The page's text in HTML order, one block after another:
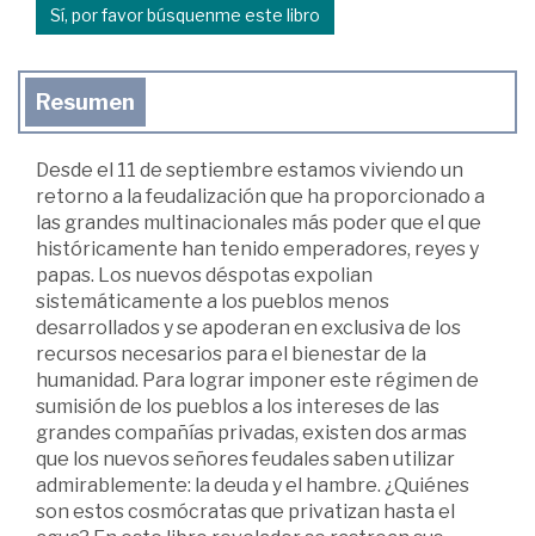
Sí, por favor búsquenme este libro
Resumen
Desde el 11 de septiembre estamos viviendo un
retorno a la feudalización que ha proporcionado a
las grandes multinacionales más poder que el que
históricamente han tenido emperadores, reyes y
papas. Los nuevos déspotas expolian
sistemáticamente a los pueblos menos
desarrollados y se apoderan en exclusiva de los
recursos necesarios para el bienestar de la
humanidad. Para lograr imponer este régimen de
sumisión de los pueblos a los intereses de las
grandes compañías privadas, existen dos armas
que los nuevos señores feudales saben utilizar
admirablemente: la deuda y el hambre. ¿Quiénes
son estos cosmócratas que privatizan hasta el